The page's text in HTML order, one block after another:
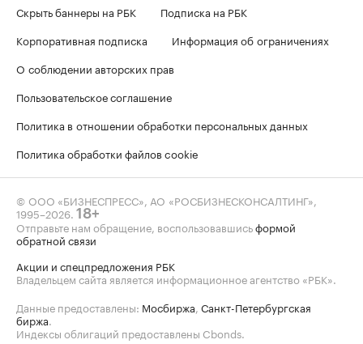
Скрыть баннеры на РБК
Подписка на РБК
Корпоративная подписка
Информация об ограничениях
О соблюдении авторских прав
Пользовательское соглашение
Политика в отношении обработки персональных данных
Политика обработки файлов cookie
© ООО «БИЗНЕСПРЕСС», АО «РОСБИЗНЕСКОНСАЛТИНГ»,
1995–2026. 18+
Отправьте нам обращение, воспользовавшисьформой
обратной связи
Акции и спецпредложения РБК
Владельцем сайта является информационное агентство «РБК».
Данные предоставлены: Мосбиржа, Санкт-Петербургская
биржа.
Индексы облигаций предоставлены Cbonds.